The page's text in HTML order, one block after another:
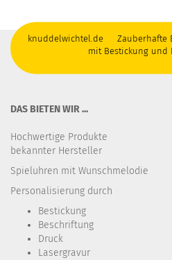
knuddelwichtel.de Zauberhafte
mit Bestickung und
DAS BIETEN WIR ...
Hochwertige Produkte
bekannter Hersteller
Spieluhren mit Wunschmelodie
Personalisierung durch
Bestickung​
Beschriftung
Druck
Lasergravur